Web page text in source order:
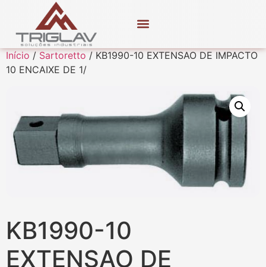
Início / Sartoretto / KB1990-10 EXTENSAO DE IMPACTO
10 ENCAIXE DE 1/
KB1990-10
EXTENSAO DE